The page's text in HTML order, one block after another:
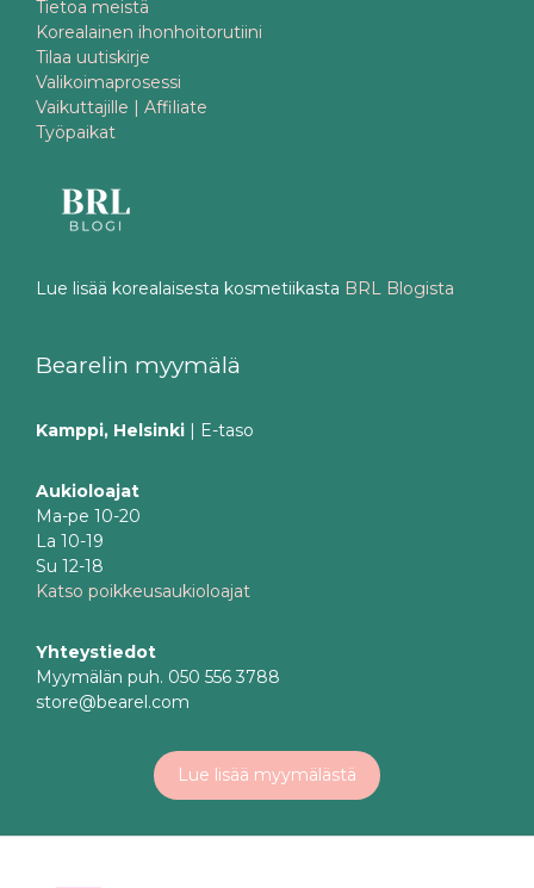
Tietoa meistä
Korealainen ihonhoitorutiini
Tilaa uutiskirje
Valikoimaprosessi
Vaikuttajille | Affiliate
Työpaikat
Lue lisää korealaisesta kosmetiikasta BRL Blogista
Bearelin myymälä
Kamppi, Helsinki | E-taso
Aukioloajat
Ma-pe 10-20
La 10-19
Su 12-18
Katso poikkeusaukioloajat
Yhteystiedot
Myymälän puh. 050 556 3788
store@bearel.com
Lue lisää myymälästä